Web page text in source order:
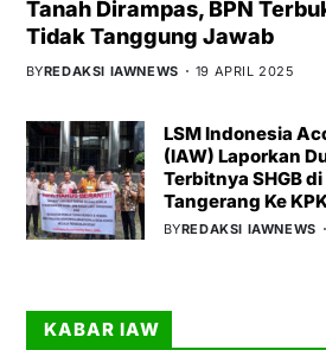
Tanah Dirampas, BPN
Tidak Tanggung Jawab
BYREDAKSI IAWNEWS 19 APRIL 2025
LSM Indonesia
(IAW) Laporkan
Terbitnya SHGB
Tangerang Ke
BYREDAKSI IAWNEWS
KABAR IAW